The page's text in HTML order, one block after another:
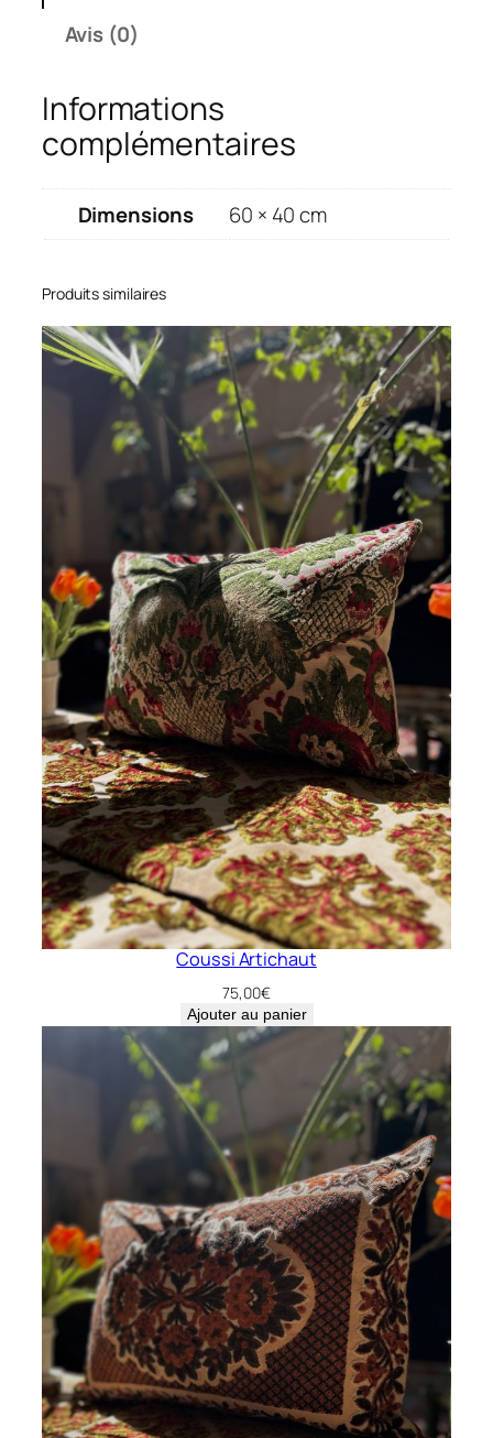
Avis (0)
Informations
complémentaires
Dimensions 60 × 40 cm
Produits similaires
Coussi Artichaut
75,00€
Ajouter au panier